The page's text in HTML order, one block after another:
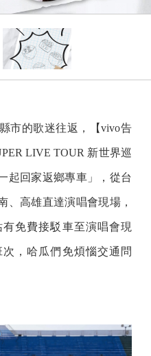
市的歌迷往返，【vivo告
LIVE TOUR 新世界巡
起回家返鄉專車」，從台
、高雄直達演唱會現場，
免費接駁車至演唱會現
，哈瓜們免煩惱交通問